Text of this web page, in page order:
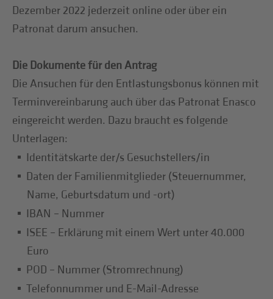
Dezember 2022 jederzeit online oder über ein
Patronat darum ansuchen.
Die Dokumente für den Antrag
Die Ansuchen für den Entlastungsbonus können mit
Terminvereinbarung auch über das Patronat Enasco
eingereicht werden. Dazu braucht es folgende
Unterlagen:
Identitätskarte der/s Gesuchstellers/in
Daten der Familienmitglieder (Steuernummer,
Name, Geburtsdatum und -ort)
IBAN – Nummer
ISEE – Erklärung mit einem Wert unter 40.000
Euro
POD – Nummer (Stromrechnung)
Telefonnummer und E-Mail-Adresse